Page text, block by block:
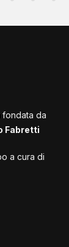
da
Fabretti
a cura di